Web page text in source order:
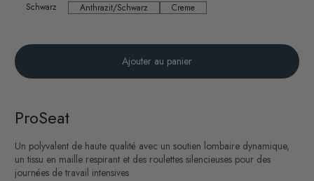
Schwarz
Schwarz Anthrazit/Schwarz
Anthrazit/Schwarz Creme
Creme
Ajouter au panier
ProSeat
Un polyvalent de haute qualité avec un soutien lombaire dynamique,
un tissu en maille respirant et des roulettes silencieuses pour des
journées de travail intensives